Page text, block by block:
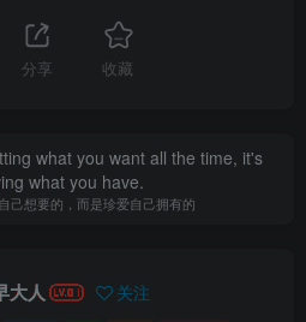
分享 收藏
what you want all the time, it's
what you have.
己想要的，而是珍爱自己拥有的
大人 关注